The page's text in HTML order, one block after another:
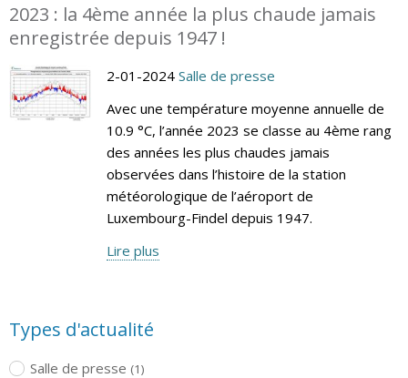
2023 : la 4ème année la plus chaude jamais
enregistrée depuis 1947 !
2-01-2024 Salle de presse
Avec une température moyenne annuelle de
10.9 °C, l’année 2023 se classe au 4ème rang
des années les plus chaudes jamais
observées dans l’histoire de la station
météorologique de l’aéroport de
Luxembourg-Findel depuis 1947.
Lire plus
Types d'actualité
Salle de presse (1)